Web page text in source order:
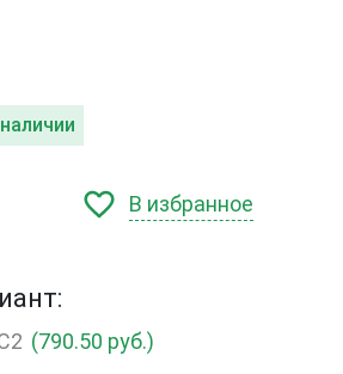
В избранное
(790.50 руб.)